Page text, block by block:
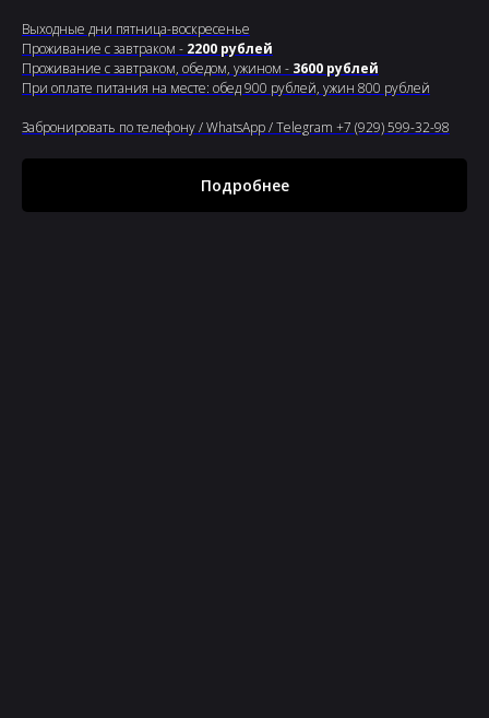
Выходные дни пятница-воскресенье
Проживание с завтраком - 2200 рублей
Проживание с завтраком, обедом, ужином - 3600 рублей
При оплате питания на месте: обед 900 рублей, ужин 800 рублей
Забронировать по телефону / WhatsApp / Telegram +7 (929) 599-32-98
Подробнее